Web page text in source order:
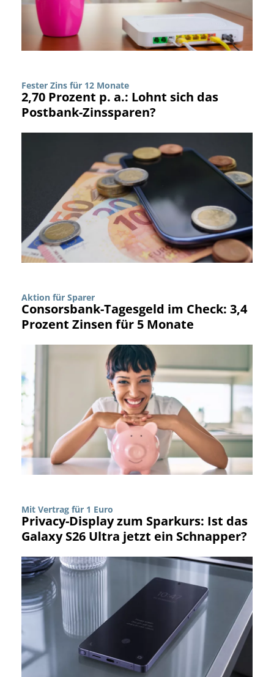
Fester Zins für 12 Monate
2,70 Prozent p. a.: Lohnt sich das
Postbank-Zinssparen?
Aktion für Sparer
Consorsbank-Tagesgeld im Check: 3,4
Prozent Zinsen für 5 Monate
Mit Vertrag für 1 Euro
Privacy-Display zum Sparkurs: Ist das
Galaxy S26 Ultra jetzt ein Schnapper?